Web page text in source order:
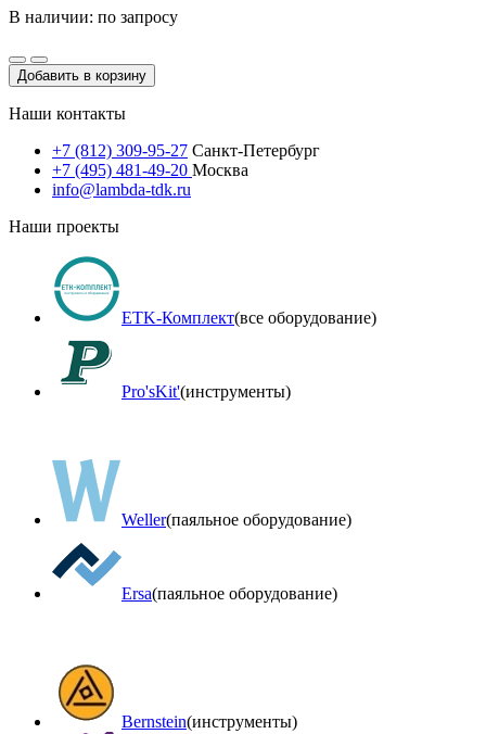
В наличии: по запросу
Добавить в корзину
Наши контакты
+7 (812) 309-95-27 Санкт-Петербург
+7 (495) 481-49-20 Москва
info@lambda-tdk.ru
Наши проекты
ETK-Комплект(все оборудование)
Pro'sKit'(инструменты)
Weller(паяльное оборудование)
Ersa(паяльное оборудование)
Bernstein(инструменты)